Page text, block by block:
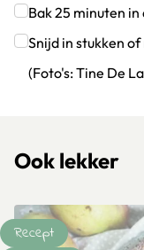
Klik om dit
Bak 25 minuten in
Klik om dit
Snijd in stukken
(Foto's: Tine De
Ook lekker
Recept